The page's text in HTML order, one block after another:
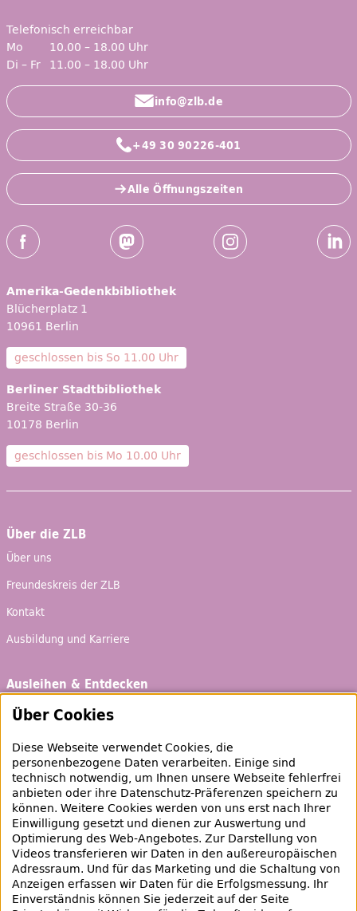
Telefonisch erreichbar
Mo
10.00 – 18.00 Uhr
Di – Fr 11.00 – 18.00 Uhr
info@zlb.de
+49 30 90226-401
Alle Öffnungszeiten
Social-Media Kanäle der ZLB
Facebook Mastodon Instagram
Amerika-Gedenkbibliothek
Blücherplatz 1
10961 Berlin
geschlossen bis So 11.00 Uhr
Berliner Stadtbibliothek
Breite Straße 30-36
10178 Berlin
geschlossen bis Mo 10.00 Uhr
Über die ZLB
Über uns
Freundeskreis der ZLB
Kontakt
Ausbildung und Karriere
Ausleihen & Entdecken
Schaufenster
Bibliotheksausweis
Highlights
Veranstaltungen & Lernangebote
Veranstaltungsübersicht
Lern- und Beratungsangebote
Über Cookies
Diese Webseite verwendet Cookies, die
personenbezogene Daten verarbeiten. Einige sind
technisch notwendig, um Ihnen unsere Webseite fehlerfrei
anbieten oder ihre Datenschutz-Präferenzen speichern zu
können. Weitere Cookies werden von uns erst nach Ihrer
Einwilligung gesetzt und dienen zur Auswertung und
Optimierung desWeb-Angebotes. Zur Darstellung von
Videos transferieren wir Daten in den außereuropäischen
Adressraum. Und für das Marketing und die Schaltung von
Anzeigen erfassen wir Daten für die Erfolgsmessung. Ihr
Einverständnis können Sie jederzeit auf der Seite